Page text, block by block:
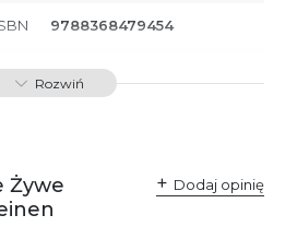
9788368479454
K800960
Rozwiń
Żywe
Dodaj opinię